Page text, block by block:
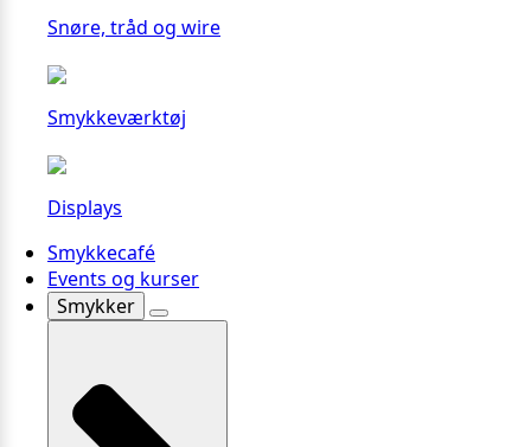
Snøre, tråd og wire
Smykkeværktøj
Displays
Smykkecafé
Events og kurser
Smykker